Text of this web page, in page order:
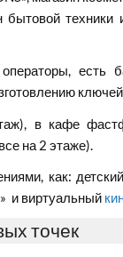
бытовой техники
есть
в кафе
на 2 этаже).
как:
и виртуальный
точек